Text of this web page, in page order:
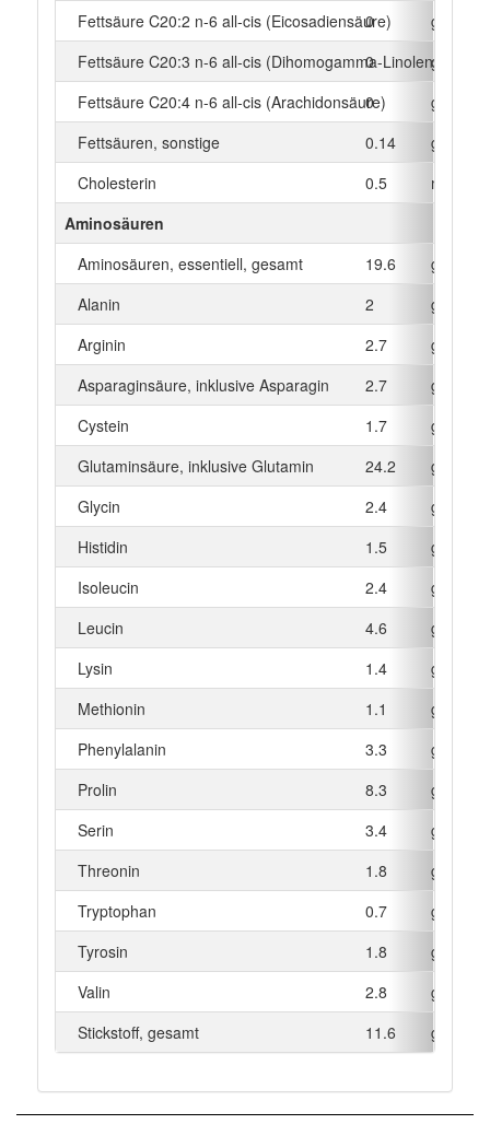
Fettsäure C20:2 n-6 all-cis (Eicosadiensäure)
0
g
Fettsäure C20:3 n-6 all-cis (Dihomogamma-Linolensäure)
0
g
Fettsäure C20:4 n-6 all-cis (Arachidonsäure)
0
g
Fettsäuren, sonstige
0.14
g
Cholesterin
0.5
mg
Aminosäuren
Aminosäuren, essentiell, gesamt
19.6
g
Alanin
2
g
Arginin
2.7
g
Asparaginsäure, inklusive Asparagin
2.7
g
Cystein
1.7
g
Glutaminsäure, inklusive Glutamin
24.2
g
Glycin
2.4
g
Histidin
1.5
g
Isoleucin
2.4
g
Leucin
4.6
g
Lysin
1.4
g
Methionin
1.1
g
Phenylalanin
3.3
g
Prolin
8.3
g
Serin
3.4
g
Threonin
1.8
g
Tryptophan
0.7
g
Tyrosin
1.8
g
Valin
2.8
g
Stickstoff, gesamt
11.6 g